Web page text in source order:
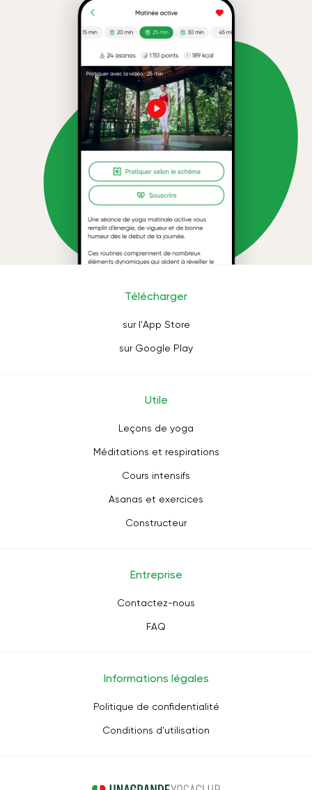
Télécharger
sur l'App Store
sur Google Play
Utile
Leçons de yoga
Méditations et respirations
Cours intensifs
Asanas et exercices
Constructeur
Entreprise
Contactez-nous
FAQ
Informations légales
Politique de confidentialité
Conditions d'utilisation